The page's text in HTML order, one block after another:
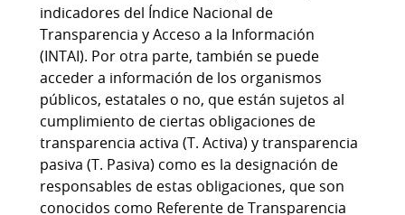
indicadores del Índice Nacional de
Transparencia y Acceso a la Información
(INTAI). Por otra parte, también se puede
acceder a información de los organismos
públicos, estatales o no, que están sujetos al
cumplimiento de ciertas obligaciones de
transparencia activa (T. Activa) y transparencia
pasiva (T. Pasiva) como es la designación de
responsables de estas obligaciones, que son
conocidos como Referente de Transparencia